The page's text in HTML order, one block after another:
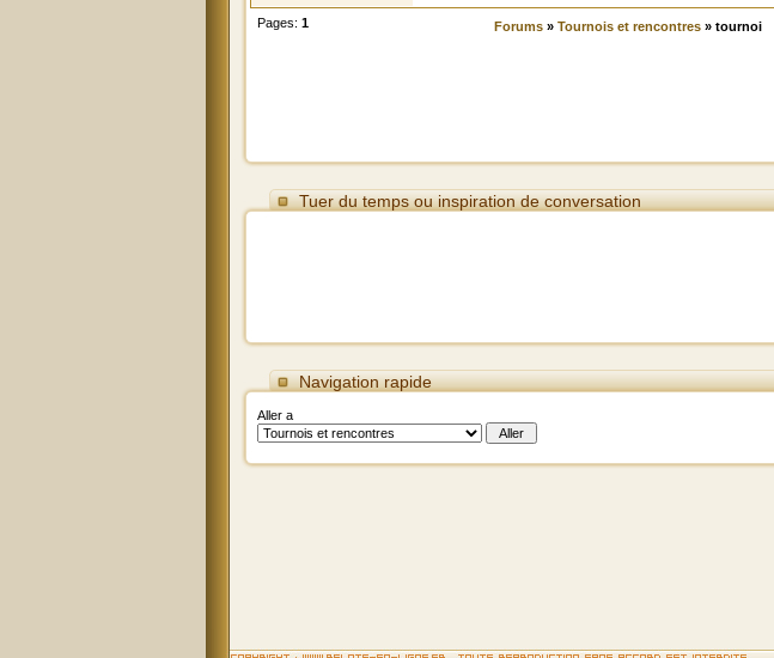
Pages: 1 Forums » Tournois et rencontres » tournoi
Tuer du temps ou inspiration de conversation
Navigation rapide
Aller a